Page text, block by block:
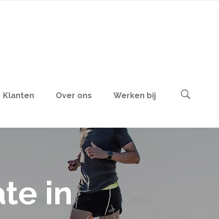
Klanten Over ons Werken bij
in